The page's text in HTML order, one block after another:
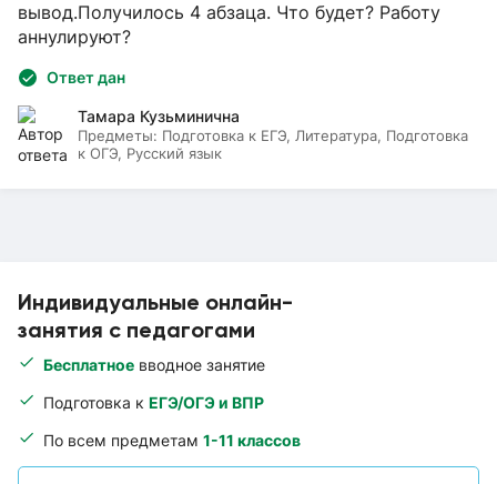
Индивидуальные онлайн-
занятия с педагогами
Бесплатное вводное занятие
Подготовка к ЕГЭ/ОГЭ и ВПР
По всем предметам 1-11 классов
вывод.Получилось 4 абзаца. Что будет? Работу
аннулируют?
Ответ дан
Тамара Кузьминична
Предметы: Подготовка к ЕГЭ, Литература, Подготовка
к ОГЭ, Русский язык